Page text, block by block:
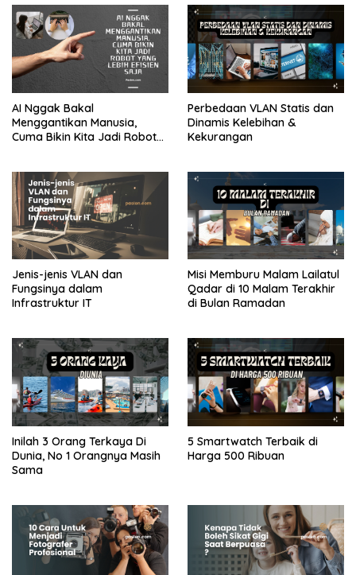
AI Nggak Bakal
Menggantikan Manusia,
Cuma Bikin Kita Jadi Robot
Perbedaan VLAN Statis dan
Dinamis Kelebihan &
Kekurangan
Jenis-jenis VLAN dan
Fungsinya dalam
Infrastruktur IT
Misi Memburu Malam Lailatul
Qadar di 10 Malam Terakhir
di Bulan Ramadan
Inilah 3 Orang Terkaya Di
Dunia, No 1 Orangnya Masih
Sama
5 Smartwatch Terbaik di
Harga 500 Ribuan